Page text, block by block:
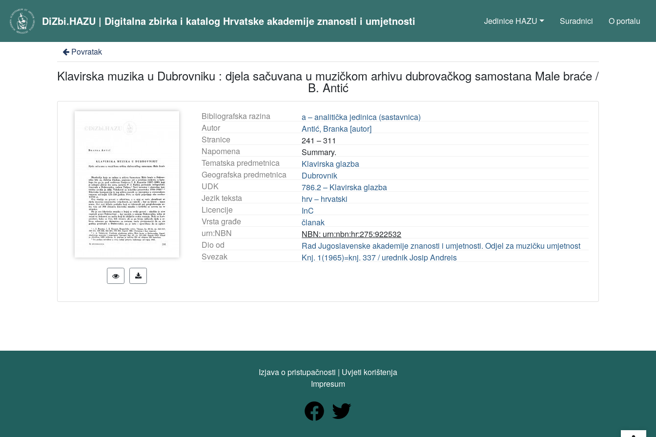
DiZbi.HAZU | Digitalna zbirka i katalog Hrvatske akademije znanosti i umjetnosti Jedinice HAZU Suradnici O portalu
Povratak
Klavirska muzika u Dubrovniku : djela sačuvana u muzičkom arhivu dubrovačkog samostana Male braće /
B. Antić
Bibliografska razina
a – analitička jedinica (sastavnica)
Autor
Antić, Branka [autor]
Stranice
241 – 311
Napomena
Summary.
Tematska predmetnica
Klavirska glazba
Geografska predmetnica
Dubrovnik
UDK
786.2 – Klavirska glazba
Jezik teksta
hrv – hrvatski
Licencije
InC
Vrsta građe
članak
urn:NBN
NBN: urn:nbn:hr:275:922532
Dio od
Rad Jugoslavenske akademije znanosti i umjetnosti. Odjel za muzičku umjetnost
Svezak
Knj. 1(1965)=knj. 337 / urednik Josip Andreis
Izjava o pristupačnosti | Uvjeti korištenja
Impresum